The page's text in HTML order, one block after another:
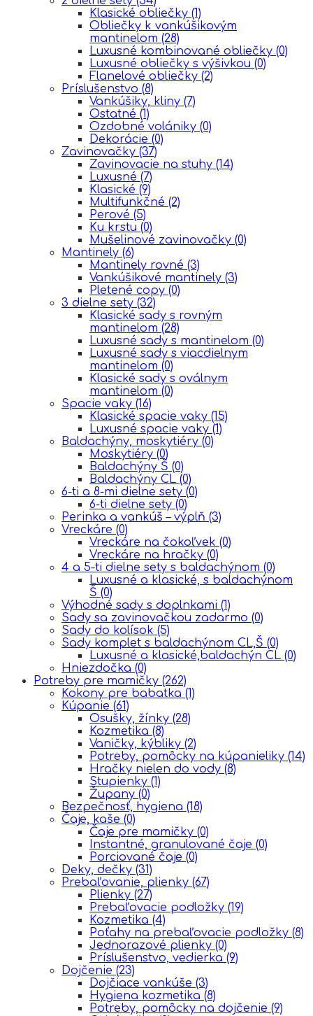
Klasické obliečky (1)
Obliečky k vankúšikovým
mantinelom (28)
Luxusné kombinované obliečky (0)
Luxusné obliečky s výšivkou (0)
Flanelové obliečky (2)
Príslušenstvo (8)
Vankúšiky, kliny (7)
Ostatné (1)
Ozdobné volániky (0)
Dekorácie (0)
Zavinovačky (37)
Zavinovacie na stuhy (14)
Luxusné (7)
Klasické (9)
Multifunkčné (2)
Perové (5)
Ku krstu (0)
Mušelinové zavinovačky (0)
Mantinely (6)
Mantinely rovné (3)
Vankúšikové mantinely (3)
Pletené copy (0)
3 dielne sety (32)
Klasické sady s rovným
mantinelom (28)
Luxusné sady s mantinelom (0)
Luxusné sady s viacdielnym
mantinelom (0)
Klasické sady s oválnym
mantinelom (0)
Spacie vaky (16)
Klasické spacie vaky (15)
Luxusné spacie vaky (1)
Baldachýny, moskytiéry (0)
Moskytiéry (0)
Baldachýny Š (0)
Baldachýny CL (0)
6-ti a 8-mi dielne sety (0)
6-ti dielne sety (0)
Perinka a vankúš – výplň (3)
Vreckáre (0)
Vreckáre na čokoľvek (0)
Vreckáre na hračky (0)
4 a 5-ti dielne sety s baldachýnom (0)
Luxusné a klasické, s baldachýnom
Š (0)
Výhodné sady s doplnkami (1)
Sady sa zavinovačkou zadarmo (0)
Sady do kolísok (5)
Sady komplet s baldachýnom CL,Š (0)
Luxusné a klasické,baldachýn CL (0)
Hniezdočka (0)
Potreby pre mamičky (262)
Kokony pre babatka (1)
Kúpanie (61)
Osušky, žínky (28)
Kozmetika (8)
Vaničky, kýbliky (2)
Potreby, pomôcky na kúpanieliky (14)
Hračky nielen do vody (8)
Stupienky (1)
Župany (0)
Bezpečnosť, hygiena (18)
Čaje, kaše (0)
Čaje pre mamičky (0)
Instantné, granulované čaje (0)
Porciované čaje (0)
Deky, dečky (31)
Prebaľovanie, plienky (67)
Plienky (27)
Prebaľovacie podložky (19)
Kozmetika (4)
Poťahy na prebaľovacie podložky (8)
Jednorazové plienky (0)
Príslušenstvo, vedierka (9)
Dojčenie (23)
Dojčiace vankúše (3)
Hygiena kozmetika (8)
Potreby, pomôcky na dojčenie (9)